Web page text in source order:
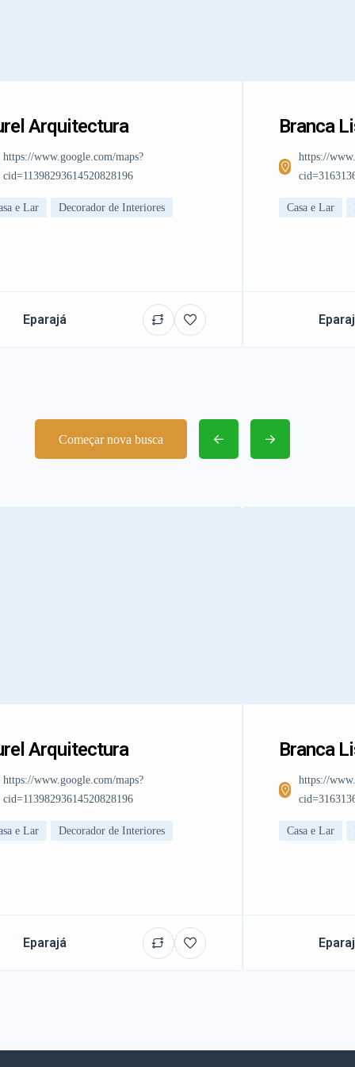
Arquitectura
https://www.google.com/maps?
cid=11398293614520828196
e Lar Decorador de Interiores
Eparajá
Branca
https://
Casa e Lar
Começar nova busca
Arquitectura
https://www.google.com/maps?
cid=11398293614520828196
e Lar Decorador de Interiores
Eparajá
Branca
https://
Casa e Lar